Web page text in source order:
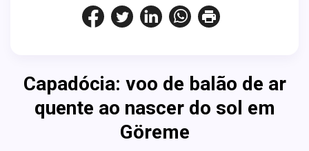
Capadócia: voo de balão de ar
quente ao nascer do sol em
Göreme